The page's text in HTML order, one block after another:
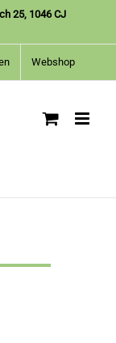
25, 1046 CJ
Webshop